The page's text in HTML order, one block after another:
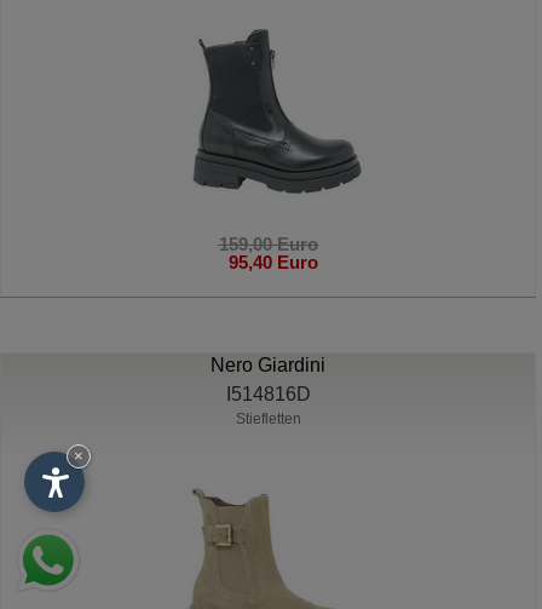
159,00 Euro
95,40 Euro
Nero Giardini
I514816D
Stiefletten
×